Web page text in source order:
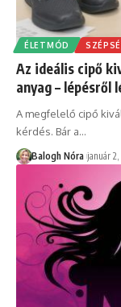
ÉLETMÓD
Az ideális cipő
anyag – lépésről
A megfelelő cipő
kérdés. Bár a…
Balogh Nóra január